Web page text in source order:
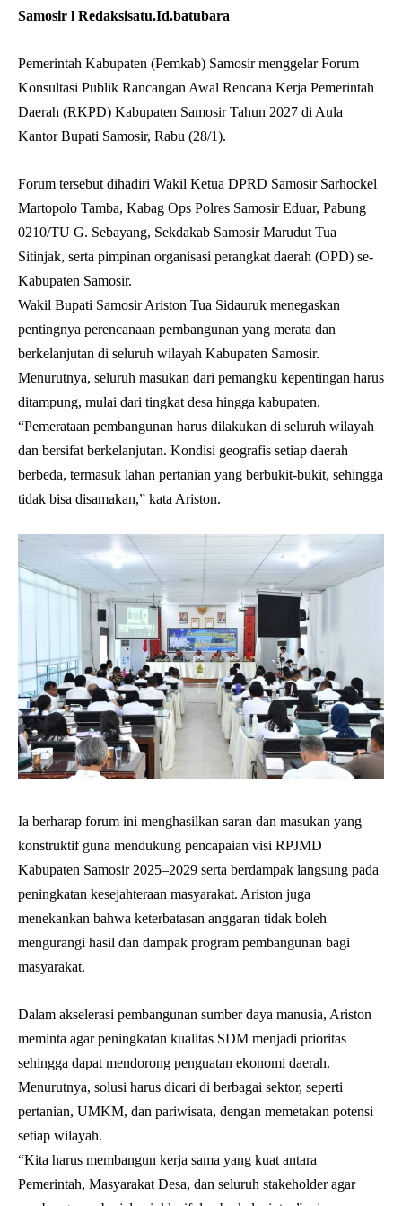
Samosir l Redaksisatu.Id.batubara
Pemerintah Kabupaten (Pemkab) Samosir menggelar Forum
Konsultasi Publik Rancangan Awal Rencana Kerja Pemerintah
Daerah (RKPD) Kabupaten Samosir Tahun 2027 di Aula
Kantor Bupati Samosir, Rabu (28/1).
Forum tersebut dihadiri Wakil Ketua DPRD Samosir Sarhockel
Martopolo Tamba, Kabag Ops Polres Samosir Eduar, Pabung
0210/TU G. Sebayang, Sekdakab Samosir Marudut Tua
Sitinjak, serta pimpinan organisasi perangkat daerah (OPD) se-
Kabupaten Samosir.
Wakil Bupati Samosir Ariston Tua Sidauruk menegaskan
pentingnya perencanaan pembangunan yang merata dan
berkelanjutan di seluruh wilayah Kabupaten Samosir.
Menurutnya, seluruh masukan dari pemangku kepentingan harus
ditampung, mulai dari tingkat desa hingga kabupaten.
“Pemerataan pembangunan harus dilakukan di seluruh wilayah
dan bersifat berkelanjutan. Kondisi geografis setiap daerah
berbeda, termasuk lahan pertanian yang berbukit-bukit, sehingga
tidak bisa disamakan,” kata Ariston.
Ia berharap forum ini menghasilkan saran dan masukan yang
konstruktif guna mendukung pencapaian visi RPJMD
Kabupaten Samosir 2025–2029 serta berdampak langsung pada
peningkatan kesejahteraan masyarakat. Ariston juga
menekankan bahwa keterbatasan anggaran tidak boleh
mengurangi hasil dan dampak program pembangunan bagi
masyarakat.
Dalam akselerasi pembangunan sumber daya manusia, Ariston
meminta agar peningkatan kualitas SDM menjadi prioritas
sehingga dapat mendorong penguatan ekonomi daerah.
Menurutnya, solusi harus dicari di berbagai sektor, seperti
pertanian, UMKM, dan pariwisata, dengan memetakan potensi
setiap wilayah.
“Kita harus membangun kerja sama yang kuat antara
Pemerintah, Masyarakat Desa, dan seluruh stakeholder agar